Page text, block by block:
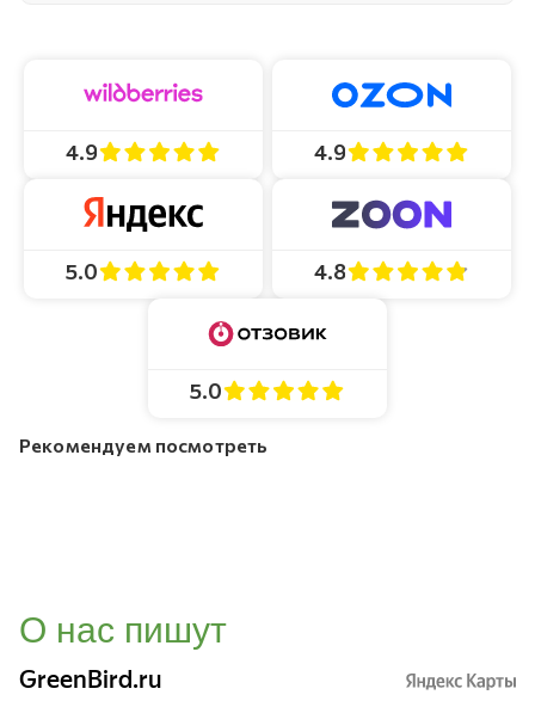
4.9 4.9
5.0 4.8
5.0
Рекомендуем посмотреть
О нас пишут